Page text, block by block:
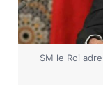
SM le Roi